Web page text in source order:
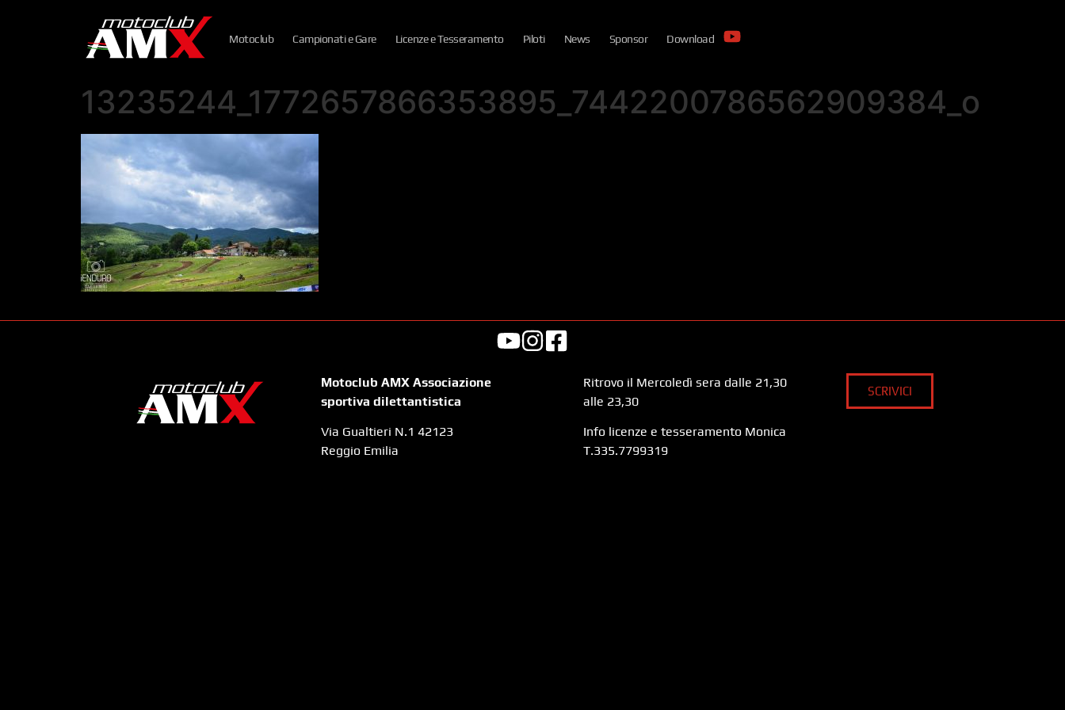
Motoclub Campionati e Gare Licenze e Tesseramento Piloti News Sponsor Download
13235244_1772657866353895_7442200786562909384_o
Motoclub AMX Associazione
sportiva dilettantistica
Via Gualtieri N.1 42123
Reggio Emilia
Ritrovo il Mercoledì sera dalle 21,30
alle 23,30
Info licenze e tesseramento Monica
T.335.7799319
SCRIVICI